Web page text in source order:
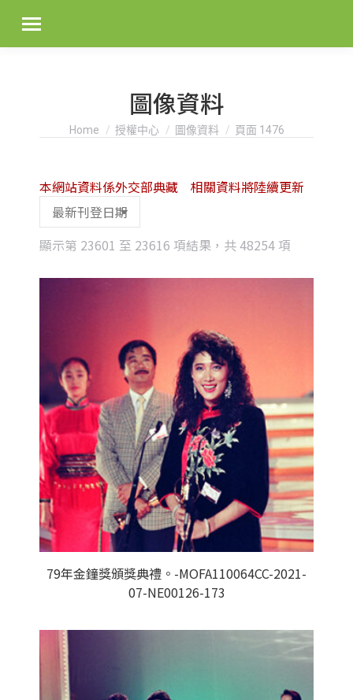
圖像資料
You are here:
Home 授權中心 圖像資料 頁面 1476
顯示第 23601 至 23616 項結果，共 48254 項
latest
本網站資料係外交部典藏 相關資料將陸續更新
79年金鐘獎頒獎典禮。-MOFA110064CC-2021-
07-NE00126-173